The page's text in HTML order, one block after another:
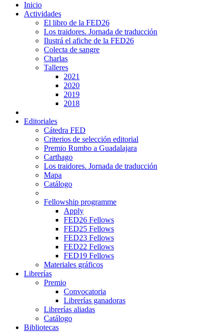
Inicio
Actividades
El libro de la FED26
Los traidores. Jornada de traducción
Ilustrá el afiche de la FED26
Colecta de sangre
Charlas
Talleres
2021
2020
2019
2018
Editoriales
Cátedra FED
Criterios de selección editorial
Premio Rumbo a Guadalajara
Carthago
Los traidores. Jornada de traducción
Mapa
Catálogo
Fellowship programme
Apply
FED26 Fellows
FED25 Fellows
FED23 Fellows
FED22 Fellows
FED19 Fellows
Materiales gráficos
Librerías
Premio
Convocatoria
Librerías ganadoras
Librerías aliadas
Catálogo
Bibliotecas